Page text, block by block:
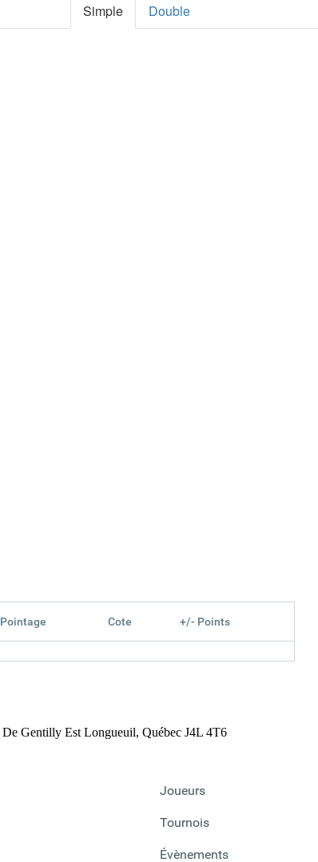
Simple Double
Pointage Cote +/- Points
De Gentilly Est Longueuil, Québec J4L 4T6
Joueurs
Tournois
Évènements